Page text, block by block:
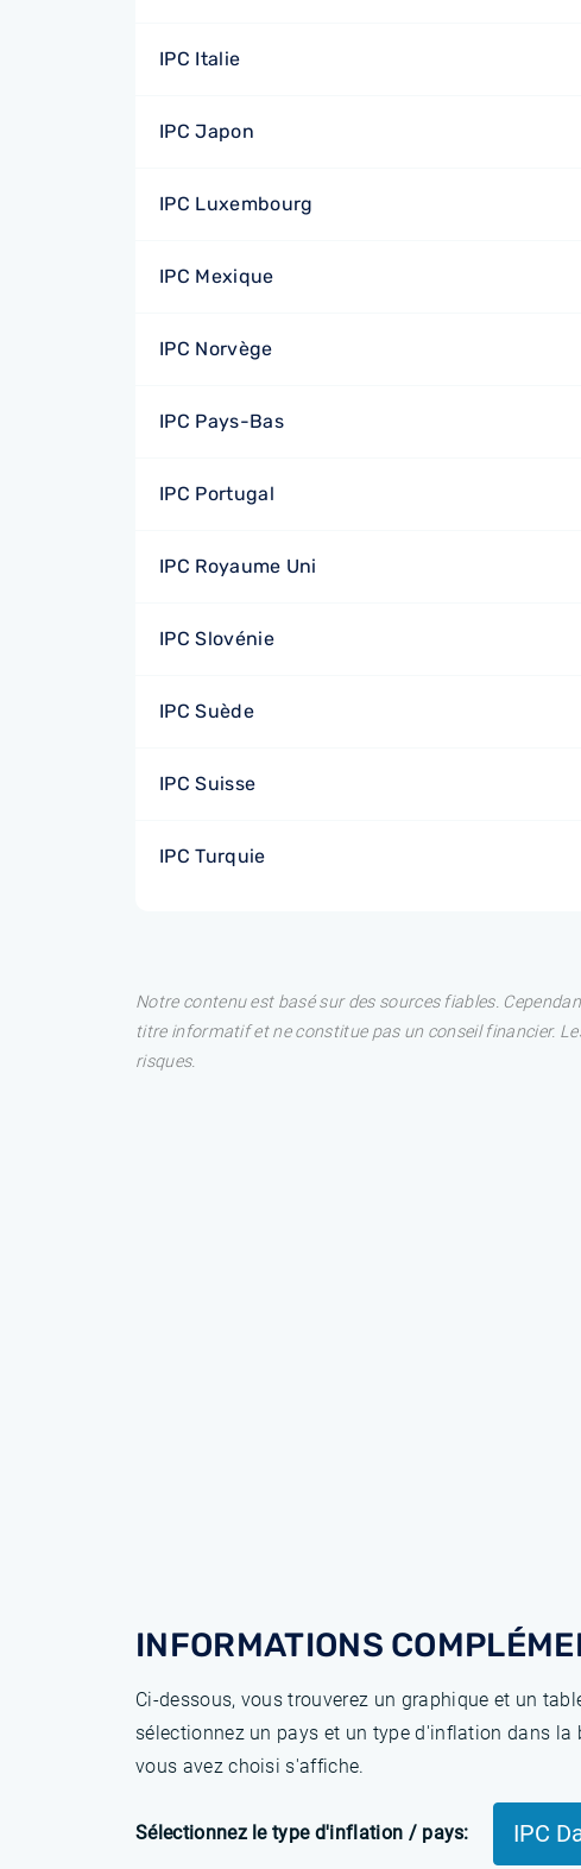
IPC Italie
IPC Japon
IPC Luxembourg
IPC Mexique
IPC Norvège
IPC Pays-Bas
IPC Portugal
IPC Royaume Uni
IPC Slovénie
IPC Suède
IPC Suisse
IPC Turquie
Notre contenu est basé sur des sources fiables.
titre informatif et ne constitue pas un conseil financier.
risques.
INFORMATIONS
Ci-dessous, vous trouverez un graphique et un
sélectionnez un pays et un type d'inflation dans
vous avez choisi s'affiche.
Sélectionnez le type d'inflation / pays: IPC